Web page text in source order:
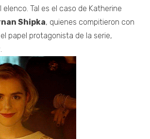
Tal es el caso de Katherine
Shipka, quienes compitieron con
papel protagonista de la serie,